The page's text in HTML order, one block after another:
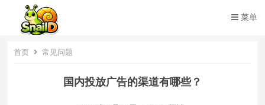
菜单
首页 常见问题
国内投放广告的渠道有哪些？